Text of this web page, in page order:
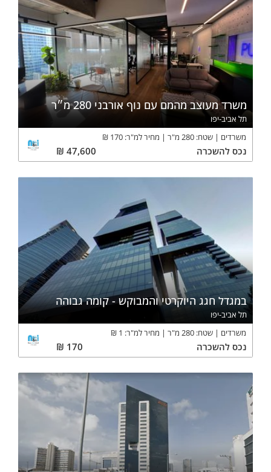
משרד מעוצב מהמם עם נוף אורבני 280 מ״ר
תל אביב-יפו
משרדים
שטח: 280 מ"ר מחיר למ"ר: 170
₪
נכס להשכרה 47,600
₪
במגדל חגג היוקרטי והמבוקש - קומה גבוהה
תל אביב-יפו
משרדים
שטח: 280 מ"ר מחיר למ"ר: 1
₪
נכס להשכרה 170
₪